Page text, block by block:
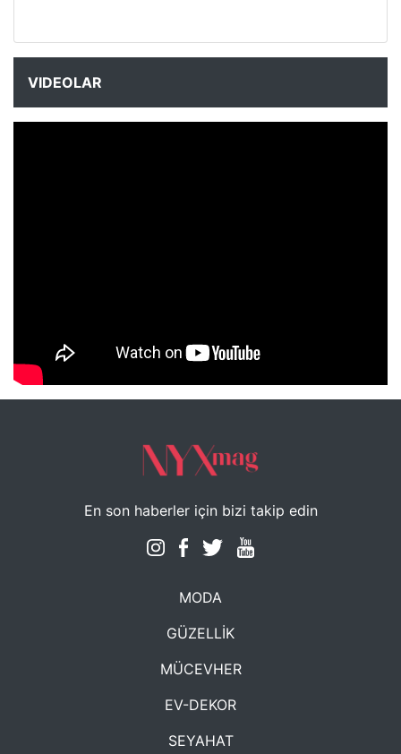
VIDEOLAR
NYXmag 2. Yaş Kutlama Etkinliği
En son haberler için bizi takip edin
MODA
GÜZELLİK
MÜCEVHER
EV-DEKOR
SEYAHAT